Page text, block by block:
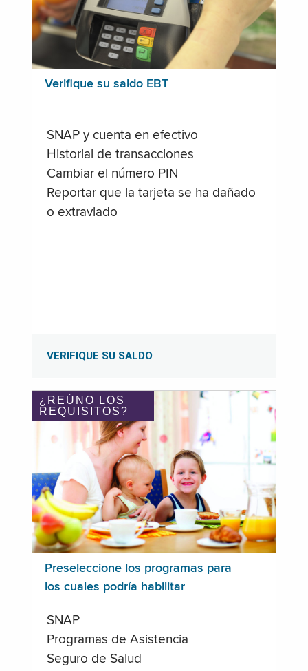
Verifique su saldo EBT
SNAP y cuenta en efectivo
Historial de transacciones
Cambiar el número PIN
Reportar que la tarjeta se ha dañado
o extraviado
VERIFIQUE SU SALDO
¿REÚNO LOS
REQUISITOS?
Preseleccione los programas para
los cuales podría habilitar
SNAP
Programas de Asistencia
Seguro de Salud